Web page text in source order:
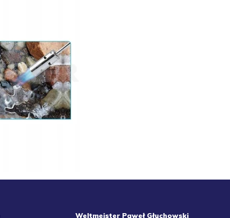
Weltmeister Paweł Głuchowski